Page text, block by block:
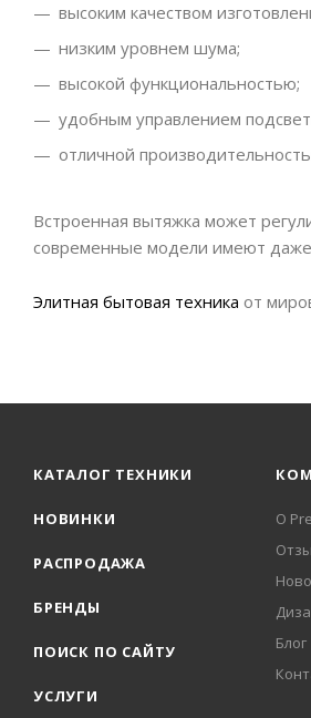
высоким качеством
низким уровнем шума;
высокой функциональностью;
удобным управлением
отличной
Встроенная вытяжка может
современные модели имеют даже
Элитная бытовая техника от
КАТАЛОГ ТЕХНИКИ
НОВИНКИ
РАСПРОДАЖА
БРЕНДЫ
ПОИСК ПО САЙТУ
УСЛУГИ
О
Блог